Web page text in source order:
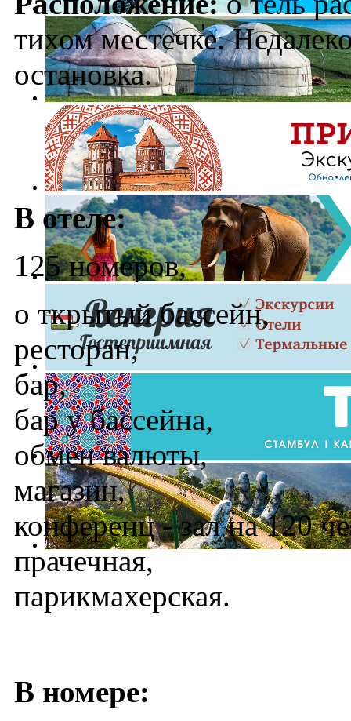
тихом местечке.
остановка.
В отеле:
125 номеров,
o ткрытый бассейн,
ресторан,
бар,
бар у бассейна,
обмен валюты,
магазин,
конференц - зал на 120
прачечная,
парикмахерская.
В номере: